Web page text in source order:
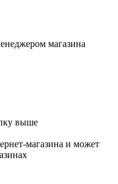
магазина
выше
магазина и может